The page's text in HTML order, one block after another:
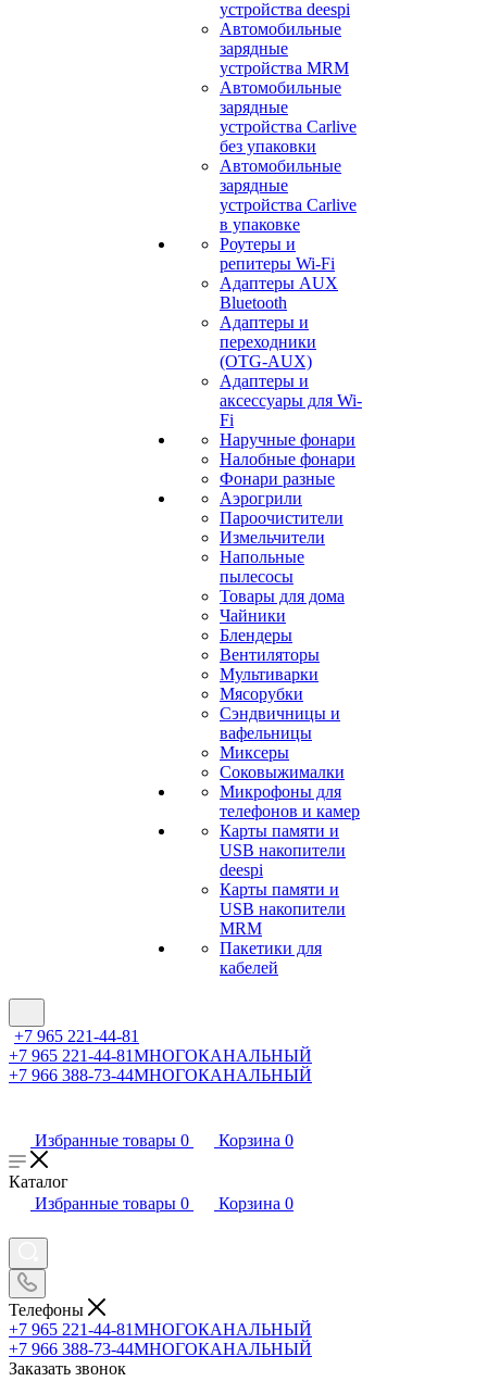
устройства deespi
Автомобильные
зарядные
устройства MRM
Автомобильные
зарядные
устройства Carlive
без упаковки
Автомобильные
зарядные
устройства Carlive
в упаковке
Роутеры и
репитеры Wi-Fi
Адаптеры AUX
Bluetooth
Адаптеры и
переходники
(OTG-AUX)
Адаптеры и
аксессуары для Wi-
Fi
Наручные фонари
Налобные фонари
Фонари разные
Аэрогрили
Пароочистители
Измельчители
Напольные
пылесосы
Товары для дома
Чайники
Блендеры
Вентиляторы
Мультиварки
Мясорубки
Сэндвичницы и
вафельницы
Миксеры
Соковыжималки
Микрофоны для
телефонов и камер
Карты памяти и
USB накопители
deespi
Карты памяти и
USB накопители
MRM
Пакетики для
кабелей
+7 965 221-44-81
+7 965 221-44-81МНОГОКАНАЛЬНЫЙ
+7 966 388-73-44МНОГОКАНАЛЬНЫЙ
Избранные товары 0 Корзина 0
Каталог
Избранные товары 0 Корзина 0
Телефоны
+7 965 221-44-81МНОГОКАНАЛЬНЫЙ
+7 966 388-73-44МНОГОКАНАЛЬНЫЙ
Заказать звонок